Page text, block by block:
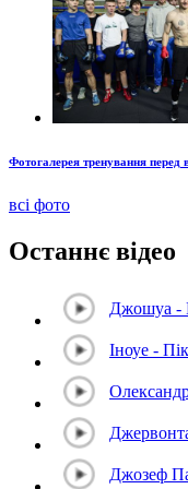
Фотогалерея тренування
всі фото
Останнє відео
Джошуа -
Іноуе -
Джозеф